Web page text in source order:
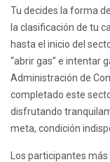
Tu decides la forma
la clasificación de tu
hasta el inicio del
“abrir gas” e intentar
Administración de
completado este
disfrutando
meta, condición
Los participantes